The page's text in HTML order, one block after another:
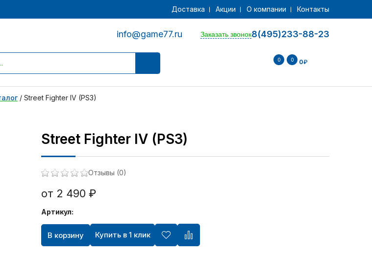
Доставка Акции О компании Контакты
info@game77.ru 8(495)233-88-23
Заказать звонок
0 0 0₽
/ Street Fighter IV (PS3)
Street Fighter IV (PS3)
Отзывы (0)
от 2 490 ₽
Артикул:
В корзину Купить в 1 клик